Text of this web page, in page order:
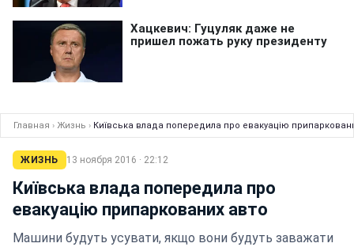
Главная › Жизнь › Київська влада попередила про евакуацію
ЖИЗНЬ 13 ноября 2016 · 22:12
Київська влада попередила про
евакуацію припаркованих авто
Машини будуть усувати, якщо вони будуть заважати